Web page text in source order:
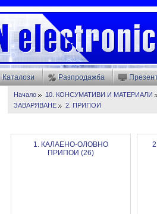
Каталози Разпродажба
Начало
10. КОНСУМАТИВИ И МАТЕРИАЛИ
ЗАВАРЯВАНЕ
2. ПРИПОИ
1. КАЛАЕНО-ОЛОВНО
ПРИПОИ (26)